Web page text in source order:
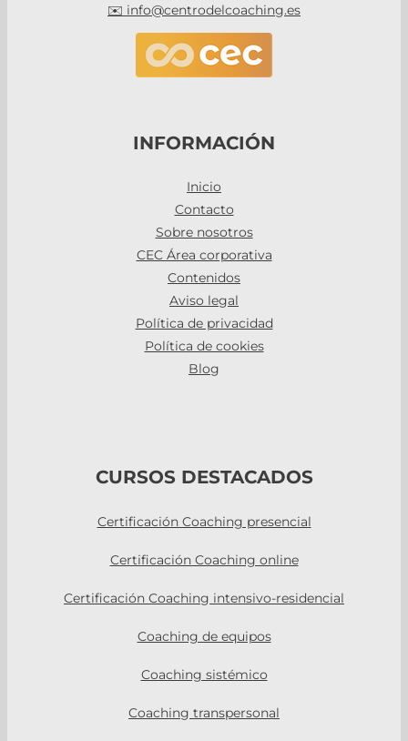
✉️ info@centrodelcoaching.es
INFORMACIÓN
Inicio
Contacto
Sobre nosotros
CEC Área corporativa
Contenidos
Aviso legal
Política de privacidad
Política de cookies
Blog
CURSOS DESTACADOS
Certificación Coaching presencial
Certificación Coaching online
Certificación Coaching intensivo-residencial
Coaching de equipos
Coaching sistémico
Coaching transpersonal